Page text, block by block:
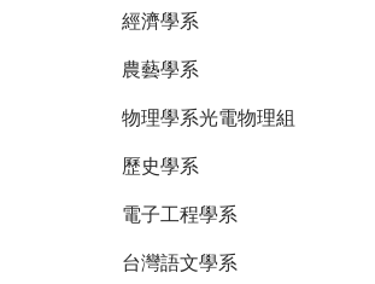
經濟學系
農藝學系
物理學系光電物理組
歷史學系
電子工程學系
台灣語文學系